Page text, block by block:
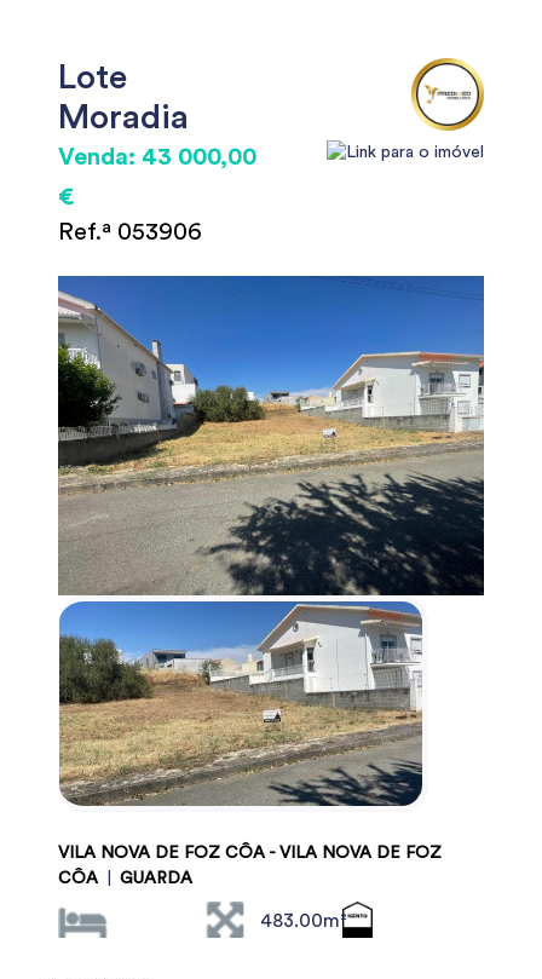
Lote
Moradia
Venda: 43 000,00
€
Ref.ª 053906
VILA NOVA DE FOZ CÔA - VILA NOVA DE FOZ
CÔA
GUARDA
483.00m²